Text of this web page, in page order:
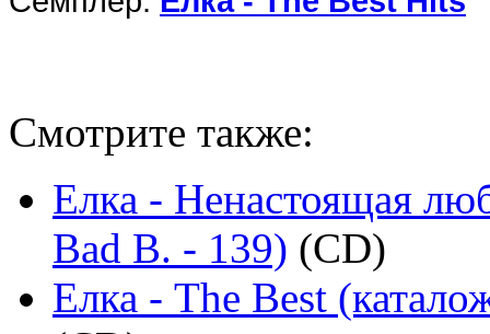
Смотрите также:
Елка - Ненастоящая
Bad B. - 139) (CD)
Елка - The Best